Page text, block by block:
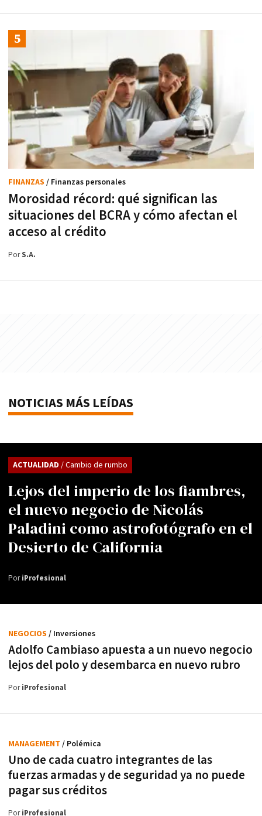
Morosidad récord: qué significan las
situaciones del BCRA y cómo afectan el
acceso al crédito
FINANZAS / Finanzas personales
PorS.A.
NOTICIAS MÁS LEÍDAS
Lejos del imperio de los fiambres,
el nuevo negocio de Nicolás
Paladini como astrofotógrafo en el
Desierto de California
ACTUALIDAD / Cambio de rumbo
PoriProfesional
Adolfo Cambiaso apuesta a un nuevo negocio
lejos del polo y desembarca en nuevo rubro
NEGOCIOS / Inversiones
PoriProfesional
Uno de cada cuatro integrantes de las
fuerzas armadas y de seguridad ya no puede
pagar sus créditos
MANAGEMENT / Polémica
PoriProfesional